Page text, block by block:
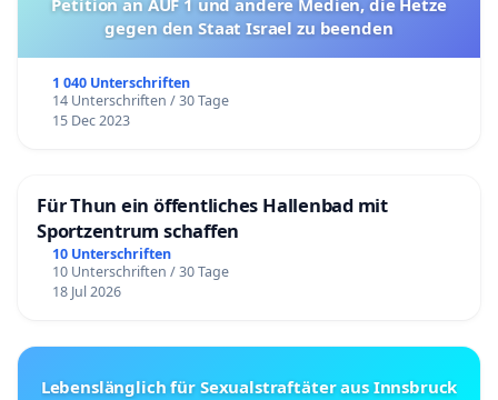
Petition an AUF 1 und andere Medien, die Hetze
gegen den Staat Israel zu beenden
1 040 Unterschriften
14 Unterschriften / 30 Tage
15 Dec 2023
Für Thun ein öffentliches Hallenbad mit
Sportzentrum schaffen
10 Unterschriften
10 Unterschriften / 30 Tage
18 Jul 2026
Lebenslänglich für Sexualstraftäter aus Innsbruck